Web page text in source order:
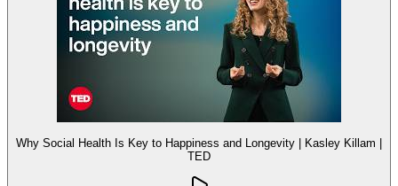
Why Social Health Is Key to Happiness and Longevity | Kasley Killam |
TED